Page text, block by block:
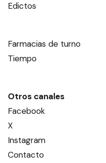
Edictos
Farmacias de turno
Tiempo
Otros canales
Facebook
X
Instagram
Contacto